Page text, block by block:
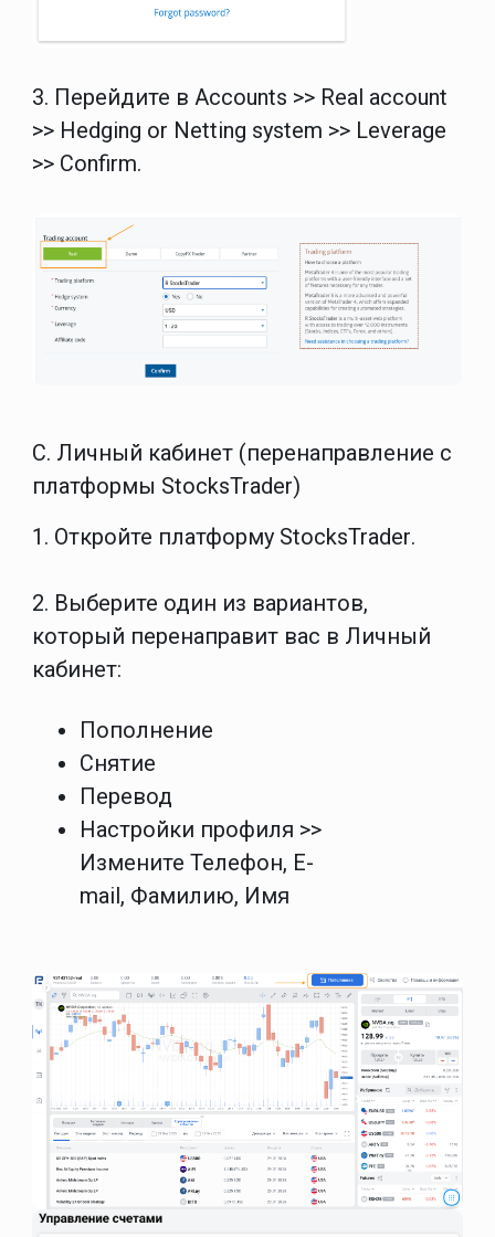
3. Перейдите в Accounts >> Real account
>> Hedging or Netting system >> Leverage
>> Confirm.
C. Личный кабинет (перенаправление с
платформы StocksTrader)
1. Откройте платформу StocksTrader.
2. Выберите один из вариантов,
который перенаправит вас в Личный
кабинет:
Пополнение
Снятие
Перевод
Настройки профиля >>
Измените Телефон, E-
mail, Фамилию, Имя